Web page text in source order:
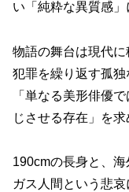
い「純粋な異質感」
物語の舞台は現代
犯罪を繰り返す孤
「単なる美形俳優
じさせる存在」を求
190cmの長身と、海
ガス人間という悲